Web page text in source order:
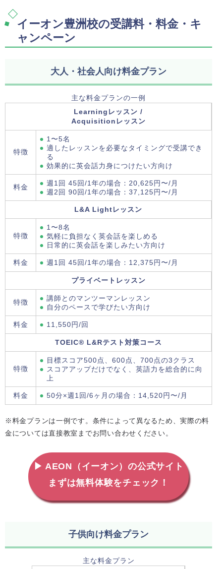
イーオン豊洲校の受講料・料金・キ
ャンペーン
大人・社会人向け料金プラン
主な料金プランの一例
Learningレッスン /
Acquisitionレッスン
特徴
1〜5名
適したレッスンを必要なタイミングで受講でき
る
効果的に英会話力身につけたい方向け
料金
週1回 45回/1年の場合：20,625円〜/月
週2回 90回/1年の場合：37,125円〜/月
L&A Lightレッスン
特徴
1〜8名
気軽に負担なく英会話を楽しめる
日常的に英会話を楽しみたい方向け
料金 週1回 45回/1年の場合：12,375円〜/月
プライベートレッスン
特徴
講師とのマンツーマンレッスン
自分のペースで学びたい方向け
料金 11,550円/回
TOEIC® L&Rテスト対策コース
特徴
目標スコア500点、600点、700点の3クラス
スコアアップだけでなく、英語力を総合的に向
上
料金 50分×週1回/6ヶ月の場合：14,520円〜/月
※料金プランは一例です。条件によって異なるため、実際の料
金については直接教室までお問い合わせください。
▶ AEON（イーオン）の公式サイト
まずは無料体験をチェック！
子供向け料金プラン
主な料金プラン